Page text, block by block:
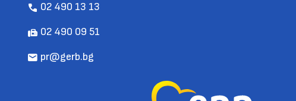
call 02 490 13 13
fax 02 490 09 51
mail pr@gerb.bg